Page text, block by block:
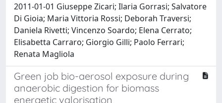
2011-01-01 Giuseppe Zicari; Ilaria Gorrasi; Salvatore
Di Gioia; Maria Vittoria Rossi; Deborah Traversi;
Daniela Rivetti; Vincenzo Soardo; Elena Cerrato;
Elisabetta Carraro; Giorgio Gilli; Paolo Ferrari;
Renata Magliola
Green job bio-aerosol exposure during
anaerobic digestion for biomass
energetic valorisation